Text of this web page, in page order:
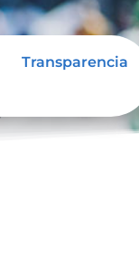
Transparencia